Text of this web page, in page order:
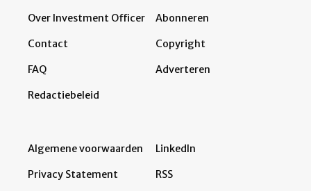
Over Investment Officer
Contact
FAQ
Redactiebeleid
Abonneren
Copyright
Adverteren
Algemene voorwaarden
Privacy Statement
LinkedIn
RSS